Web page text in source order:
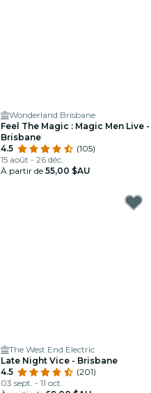
Wonderland Brisbane
Feel The Magic : Magic Men Live -
Brisbane
4.5
(105)
15 août - 26 déc.
À partir de 55,00 $AU
The West End Electric
Late Night Vice - Brisbane
4.5
(201)
03 sept. - 11 oct.